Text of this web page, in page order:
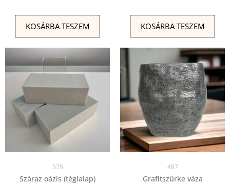
KOSÁRBA TESZEM KOSÁRBA TESZEM
575
Száraz oázis (téglalap)
487
Grafitszürke váza